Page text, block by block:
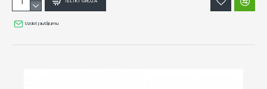
Uzdot jautājumu